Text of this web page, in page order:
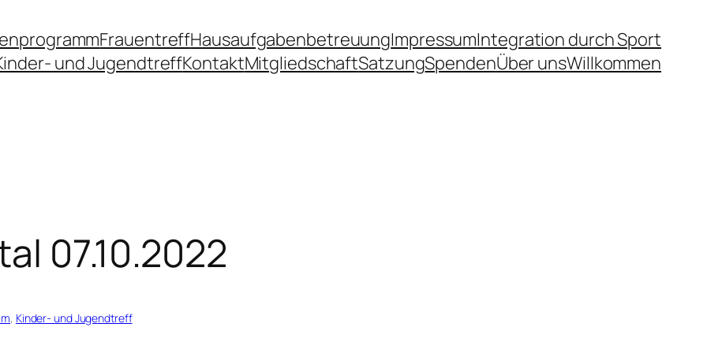
FrauentreffHausaufgabenbetreuungImpressumIntegration durch Sport
und JugendtreffKontaktMitgliedschaftSatzungSpendenÜber unsWillkommen
07.10.2022
, Kinder- und Jugendtreff